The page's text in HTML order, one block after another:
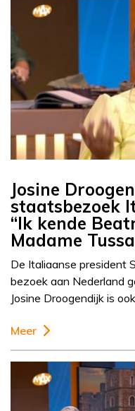
Josine
staatsbezoek
“Ik kende
Madame
De Italiaanse president
bezoek aan Nederland
Josine Droogendijk is
Meer